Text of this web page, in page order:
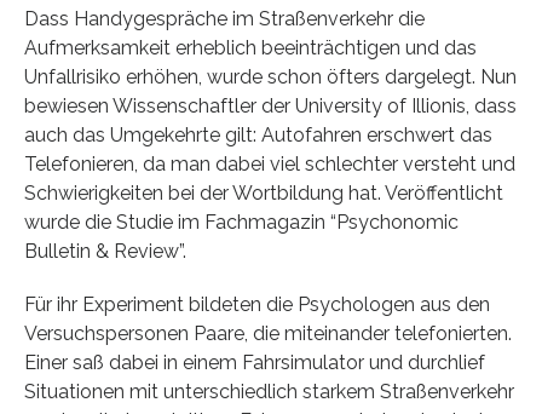
Dass Handygespräche im Straßenverkehr die
Aufmerksamkeit erheblich beeinträchtigen und das
Unfallrisiko erhöhen, wurde schon öfters dargelegt. Nun
bewiesen Wissenschaftler der University of Illionis, dass
auch das Umgekehrte gilt: Autofahren erschwert das
Telefonieren, da man dabei viel schlechter versteht und
Schwierigkeiten bei der Wortbildung hat. Veröffentlicht
wurde die Studie im Fachmagazin “Psychonomic
Bulletin & Review”.
Für ihr Experiment bildeten die Psychologen aus den
Versuchspersonen Paare, die miteinander telefonierten.
Einer saß dabei in einem Fahrsimulator und durchlief
Situationen mit unterschiedlich starkem Straßenverkehr